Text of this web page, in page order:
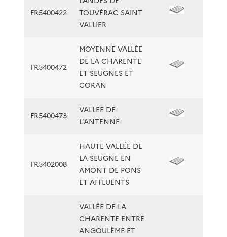
FR5400422
TOUVÉRAC SAINT
VALLIER
FR5400472
MOYENNE VALLÉE
DE LA CHARENTE
ET SEUGNES ET
CORAN
FR5400473
VALLEE DE
L’ANTENNE
FR5402008
HAUTE VALLÉE DE
LA SEUGNE EN
AMONT DE PONS
ET AFFLUENTS
VALLÉE DE LA
CHARENTE ENTRE
ANGOULÊME ET